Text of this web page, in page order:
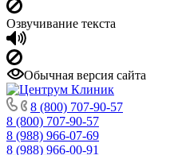
Озвучивание текста
Обычная версия сайта
8 (800) 707-90-57
8 (800) 707-90-57
8 (988) 966-07-69
8 (988) 966-00-91